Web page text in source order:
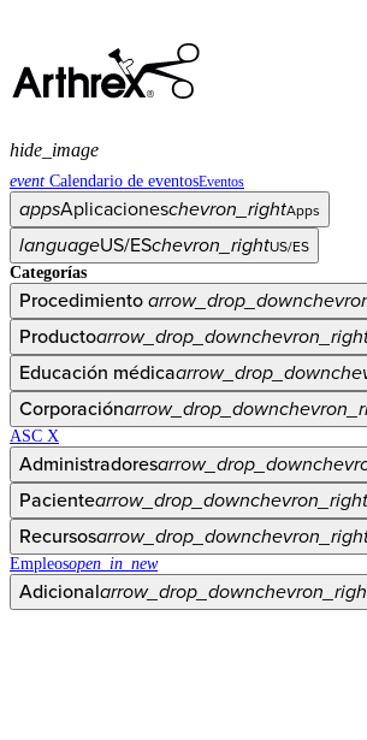
event Calendario de eventosEventos
appsAplicacioneschevron_rightApps
languageUS/ESchevron_rightUS/ES
Categorías
Procedimientoarrow_drop_down
Productoarrow_drop_down
Educación médicaarrow_drop_down
Corporaciónarrow_drop_down
ASC X
Administradoresarrow_drop_down
Pacientearrow_drop_downchevron_right
Recursosarrow_drop_down
Empleosopen_in_new
Adicionalarrow_drop_down
hide_image